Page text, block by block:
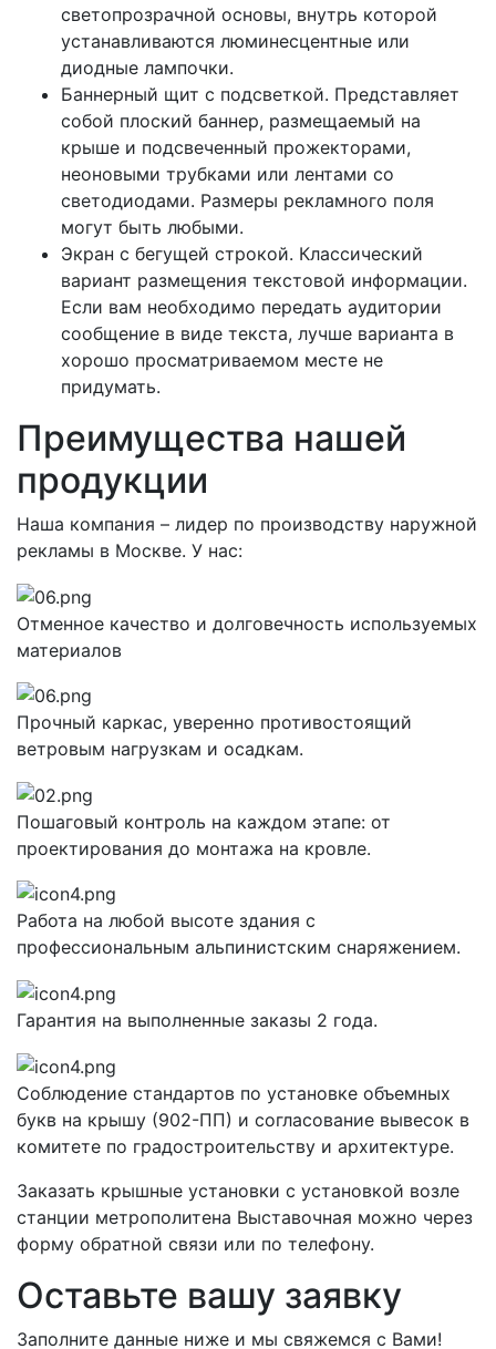
светопрозрачной основы, внутрь которой
устанавливаются люминесцентные или
диодные лампочки.
Баннерный щит с подсветкой. Представляет
собой плоский баннер, размещаемый на
крыше и подсвеченный прожекторами,
неоновыми трубками или лентами со
светодиодами. Размеры рекламного поля
могут быть любыми.
Экран с бегущей строкой. Классический
вариант размещения текстовой информации.
Если вам необходимо передать аудитории
сообщение в виде текста, лучше варианта в
хорошо просматриваемом месте не
придумать.
Преимущества нашей
продукции
Наша компания – лидер по производству наружной
рекламы в Москве. У нас:
Отменное качество и долговечность используемых
материалов
Прочный каркас, уверенно противостоящий
ветровым нагрузкам и осадкам.
Пошаговый контроль на каждом этапе: от
проектирования до монтажа на кровле.
Работа на любой высоте здания с
профессиональным альпинистским снаряжением.
Гарантия на выполненные заказы 2 года.
Соблюдение стандартов по установке объемных
букв на крышу (902-ПП) и согласование вывесок в
комитете по градостроительству и архитектуре.
Заказать крышные установки с установкой возле
станции метрополитена Выставочная можно через
форму обратной связи или по телефону.
Оставьте вашу заявку
Заполните данные ниже и мы свяжемся с Вами!